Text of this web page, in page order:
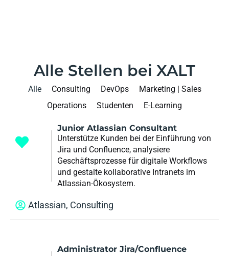
Alle Stellen bei XALT
Alle Consulting DevOps
Marketing | Sales
Operations
Studenten E-Learning
Junior Atlassian Consultant
Unterstütze Kunden bei der Einführung von
Jira und Confluence, analysiere
Geschäftsprozesse für digitale Workflows
und gestalte kollaborative Intranets im
Atlassian-Ökosystem.
Atlassian, Consulting
Administrator Jira/Confluence